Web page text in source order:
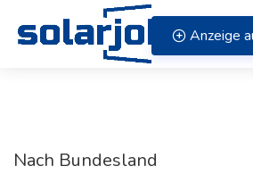
Zum Inhalt springen
Anzeige
Nach Bundesland